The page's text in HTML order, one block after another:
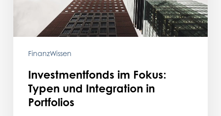
FinanzWissen
Investmentfonds im Fokus:
Typen und Integration in
Portfolios